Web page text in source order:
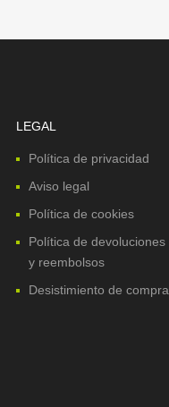
LEGAL
Política de privacidad
Aviso legal
Política de cookies
Política de devoluciones
y reembolsos
Desistimiento de compra